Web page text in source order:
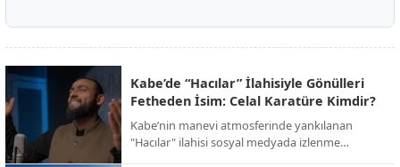
Kabe’de “Hacılar” İlahisiyle Gönülleri
Fetheden İsim: Celal Karatüre Kimdir?
Kabe’nin manevi atmosferinde yankılanan
"Hacılar" ilahisi sosyal medyada izlenme